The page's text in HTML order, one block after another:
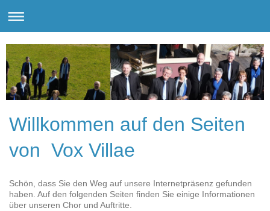
Willkommen auf den Seiten
von Vox Villae
Schön, dass Sie den Weg auf unsere Internetpräsenz gefunden
haben. Auf den folgenden Seiten finden Sie einige Informationen
über unseren Chor und Auftritte.